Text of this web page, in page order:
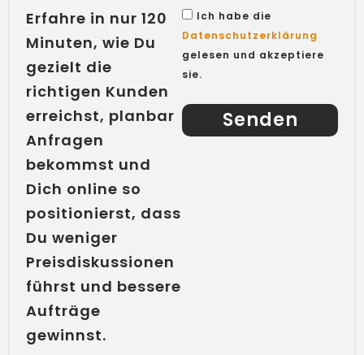
Erfahre in nur 120
Minuten, wie Du
gezielt die
richtigen Kunden
erreichst, planbar
Anfragen
bekommst und
Dich online so
positionierst, dass
Du weniger
Preisdiskussionen
führst und bessere
Aufträge
gewinnst.
Ich habe die
Datenschutzerklärung
gelesen und akzeptiere
sie.
Senden